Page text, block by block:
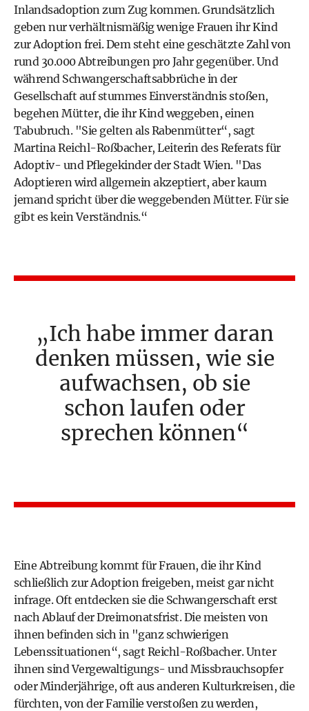
Inlandsadoption zum Zug kommen. Grundsätzlich
geben nur verhältnismäßig wenige Frauen ihr Kind
zur Adoption frei. Dem steht eine geschätzte Zahl von
rund 30.000 Abtreibungen pro Jahr gegenüber. Und
während Schwangerschaftsabbrüche in der
Gesellschaft auf stummes Einverständnis stoßen,
begehen Mütter, die ihr Kind weggeben, einen
Tabubruch. "Sie gelten als Rabenmütter“, sagt
Martina Reichl-Roßbacher, Leiterin des Referats für
Adoptiv- und Pflegekinder der Stadt Wien. "Das
Adoptieren wird allgemein akzeptiert, aber kaum
jemand spricht über die weggebenden Mütter. Für sie
gibt es kein Verständnis.“
Ich habe immer daran
denken müssen, wie sie
aufwachsen, ob sie
schon laufen oder
sprechen können
Eine Abtreibung kommt für Frauen, die ihr Kind
schließlich zur Adoption freigeben, meist gar nicht
infrage. Oft entdecken sie die Schwangerschaft erst
nach Ablauf der Dreimonatsfrist. Die meisten von
ihnen befinden sich in "ganz schwierigen
Lebenssituationen“, sagt Reichl-Roßbacher. Unter
ihnen sind Vergewaltigungs- und Missbrauchsopfer
oder Minderjährige, oft aus anderen Kulturkreisen, die
fürchten, von der Familie verstoßen zu werden,